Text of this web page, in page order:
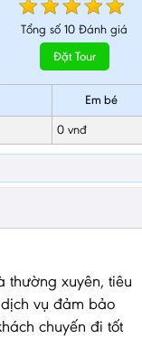
Tổng số 10 Đánh giá
Đặt Tour
Em bé
0 vnđ
thường xuyên, tiêu
vụ đảm bảo
chuyến đi tốt